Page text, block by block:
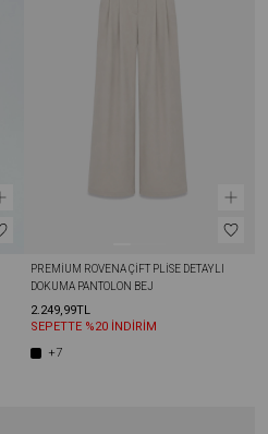
PREMIUM ROVENA ÇIFT PLISE DETAYLI
DOKUMA PANTOLON BEJ
2.249,99TL
SEPETTE %20 İNDİRİM
+7